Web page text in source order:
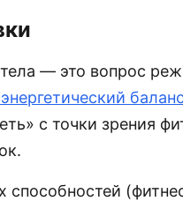
— это вопрос
баланс
с точки зрения
способностей